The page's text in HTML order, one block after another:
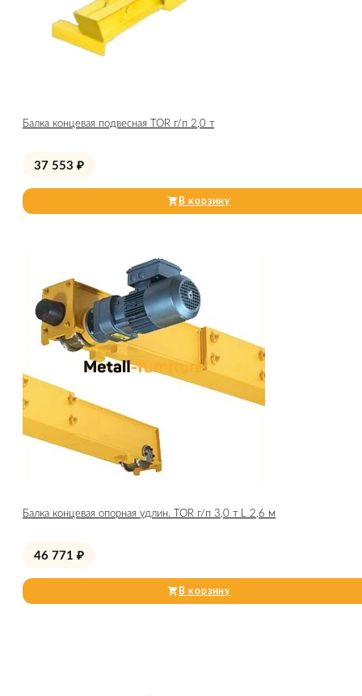
Балка концевая подвесная TOR г/п 2,0 т
37 553 ₽
В корзину
Балка концевая опорная удлин. TOR г/п 3,0 т L 2,6 м
46 771 ₽
В корзину